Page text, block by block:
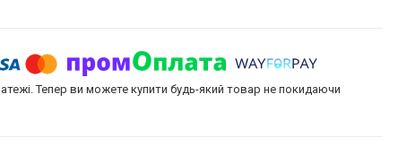
Тепер ви можете купити будь-який товар не покидаючи